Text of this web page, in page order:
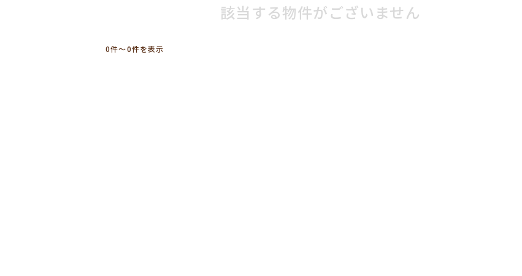
該当する物件がございません
0件〜0件を表示